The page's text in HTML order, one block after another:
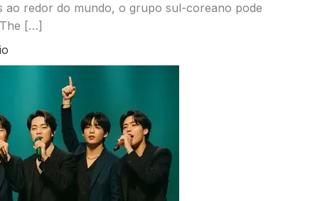
ao redor do mundo, o grupo sul-coreano pode
[…]